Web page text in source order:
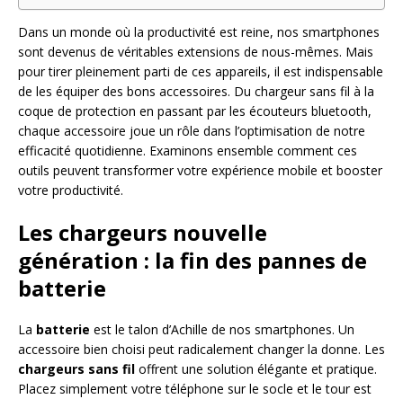
Dans un monde où la productivité est reine, nos smartphones
sont devenus de véritables extensions de nous-mêmes. Mais
pour tirer pleinement parti de ces appareils, il est indispensable
de les équiper des bons accessoires. Du chargeur sans fil à la
coque de protection en passant par les écouteurs bluetooth,
chaque accessoire joue un rôle dans l’optimisation de notre
efficacité quotidienne. Examinons ensemble comment ces
outils peuvent transformer votre expérience mobile et booster
votre productivité.
Les chargeurs nouvelle
génération : la fin des pannes de
batterie
La batterie est le talon d’Achille de nos smartphones. Un
accessoire bien choisi peut radicalement changer la donne. Les
chargeurs sans fil offrent une solution élégante et pratique.
Placez simplement votre téléphone sur le socle et le tour est